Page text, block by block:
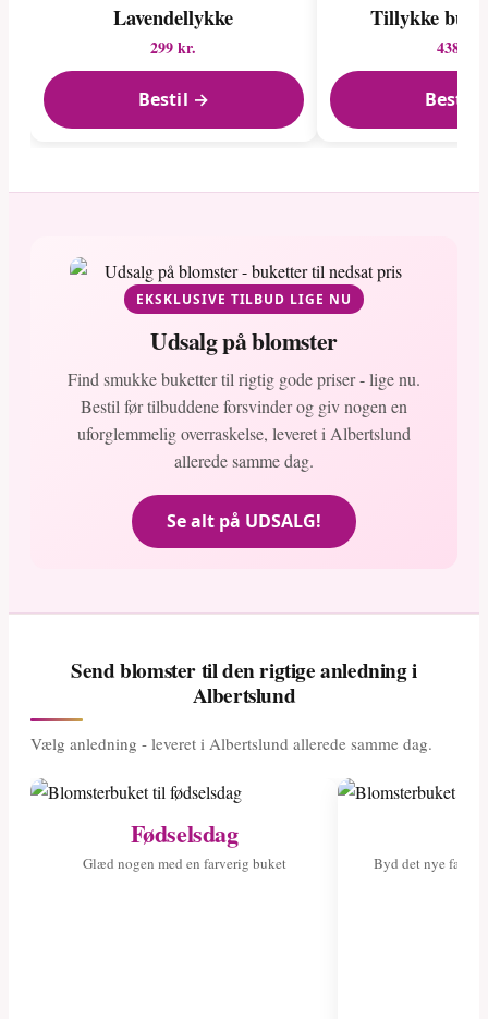
Lavendellykke
299 kr.
Bestil →
Tillykke
438 kr.
Bestil
EKSKLUSIVE TILBUD LIGE NU
Udsalg på blomster
Find smukke buketter til rigtig gode priser - lige nu.
Bestil før tilbuddene forsvinder og giv nogen en
uforglemmelig overraskelse, leveret i Albertslund
allerede samme dag.
Se alt på UDSALG!
Send blomster til den rigtige anledning i
Albertslund
Vælg anledning - leveret i Albertslund allerede samme dag.
Fødselsdag
Glæd nogen med en farverig buket Byd det nye